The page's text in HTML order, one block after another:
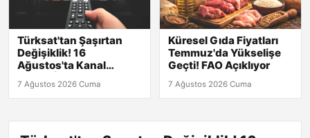
Türksat'tan Şaşırtan
Değişiklik! 16
Ağustos'ta Kanal
Arama İhtiyacı
Doğacak!
7 Ağustos 2026 Cuma
Küresel Gıda Fiyatları
Temmuz'da Yükselişe
Geçti! FAO Açıklıyor
7 Ağustos 2026 Cuma